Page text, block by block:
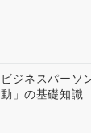
ビジネスパーソ
動」の基礎知識